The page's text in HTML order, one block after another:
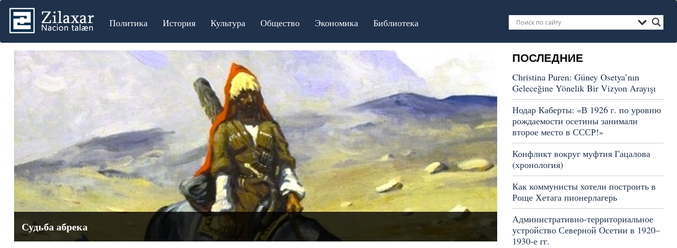
Политика История Культура Общество Экономика Библиотека
ПОСЛЕДНИЕ
Christina Puren: Güney Osetya’nın
Geleceğine Yönelik Bir Vizyon Arayışı
Нодар Каберты: «В 1926 г. по уровню
рождаемости осетины занимали
второе место в СССР!»
Конфликт вокруг муфтия Гацалова
(хронология)
Как коммунисты хотели построить в
Роще Хетага пионерлагерь
Административно-территориальное
устройство Северной Осетии в 1920–
1930-е гг.
Судьба абрека